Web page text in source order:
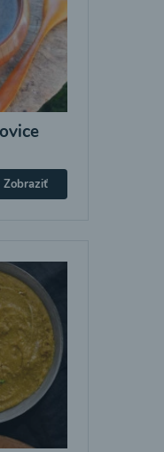
Zobraziť